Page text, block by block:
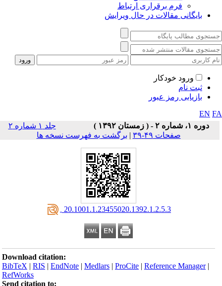
فرم برقراری ارتباط
بایگانی مقالات در حال ویرایش
ورود خودکار
ثبت نام
بازیابی رمز عبور
EN
دوره ۱، شماره ۲ - ( زمستان ۱۳۹۲ )
جلد ۱ شماره ۲
صفحات ۴۹-۳۹
| برگشت به فهرست نسخه ها
‎ 20.1001.1.23455020.1392.1.2.5.3
Download citation:
BibTeX |RIS |EndNote |Medlars |ProCite |Reference Manager
RefWorks
Send citation to: